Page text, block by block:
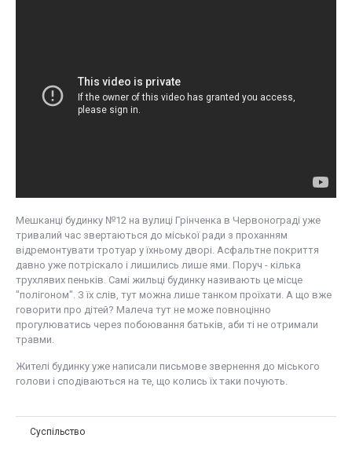
Мешканці будинку №12 на вулиці Грінченка в Червонограді уже
тривалий час звертаються до міської ради з проханням
відремонтувати тротуар у їхньому дворі. Асфальтне покриття
давно уже потріскало і лишились лише ями. Поруч - кілька
трухлявих пеньків. Самі жильці будинку називають це місце
"полігоном". З їх слів, тут можна лише танком проїхати. А що вже
говорити про дітей? Малеча тут не може повноцінно
прогулюватись через побоювання батьків, аби ті не отримали
травми.
Жителі будинку уже написали письмове звернення до міського
голови і сподіваються на те, що колись їх таки почують.
Суспільство